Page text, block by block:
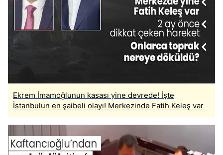
Ekrem İmamoğlunun kasası yine devrede! İşte
İstanbulun en şaibeli olayı! Merkezinde Fatih Keleş var